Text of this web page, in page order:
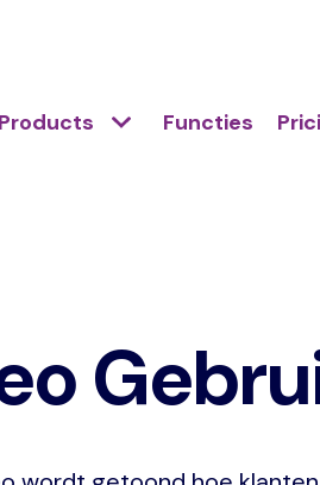
links
Hoofdnavigatie
Primair
Products Functies